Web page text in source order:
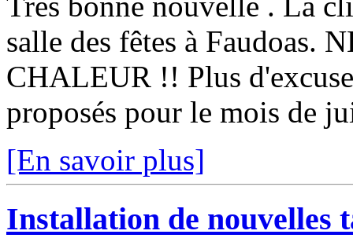
salle des fêtes à Faudoas.
CHALEUR !! Plus
proposés pour le mois de
[En savoir plus]
Installation de nouvelles